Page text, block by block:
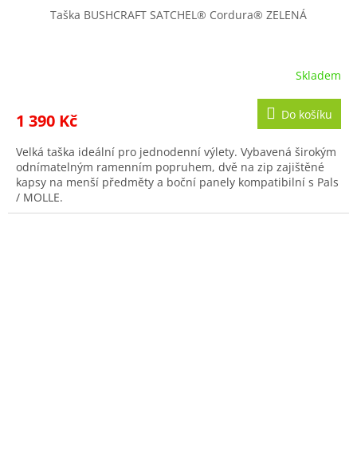
Taška BUSHCRAFT SATCHEL® Cordura® ZELENÁ
Skladem
1 390 Kč Do košíku
Velká taška ideální pro jednodenní výlety. Vybavená širokým
odnímatelným ramenním popruhem, dvě na zip zajištěné
kapsy na menší předměty a boční panely kompatibilní s Pals
/ MOLLE.